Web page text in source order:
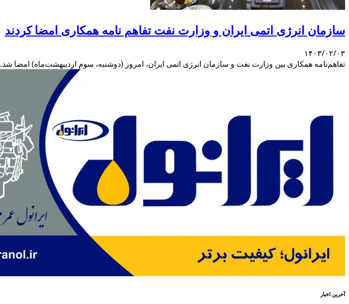
سازمان انرژی اتمی ایران و وزارت نفت تفاهم نامه همکاری امضا کردند
۱۴۰۳/۰۲/۰۳
تفاهم‌نامه همکاری بین وزارت نفت و سازمان انرژی اتمی ایران، امروز (دوشنبه، سوم اردیبهشت‌ماه) امضا شد.
آخرین اخبار